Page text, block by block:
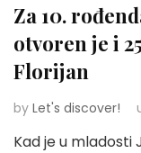
Za 10.
otvoren je i
Florijan
by Let's discover!
Kad je u mladosti